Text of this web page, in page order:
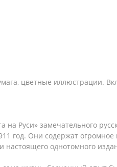
цветные иллюстрации.
на Руси» замечательного
год. Они содержат
настоящего однотомного